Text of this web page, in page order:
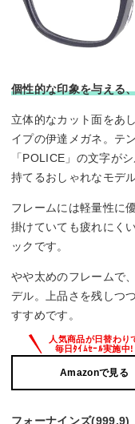
個性的な印象を与える
立体的なカット面をあ
イプの伊達メガネ。テ
「POLICE」の文字が
持てるおしゃれなモデル
フレームには軽量性に
掛けていても疲れにく
ックです。
やや太めのフレームで
デル。上品さを残しつ
すすめです。
Amazonで見る
フォーナインズ(999.9)